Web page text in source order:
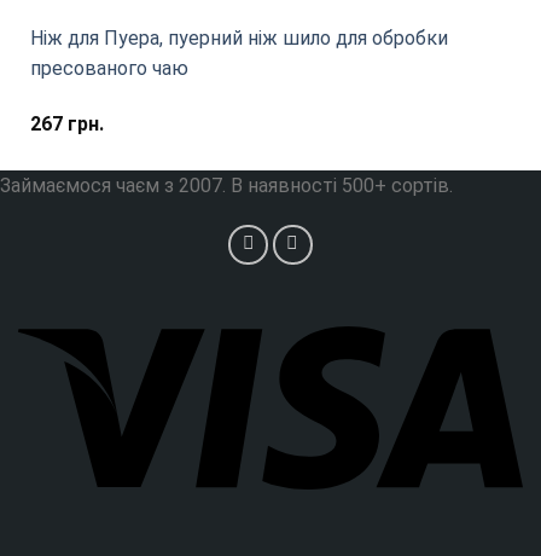
Ніж для Пуера, пуерний ніж шило для обробки
пресованого чаю
267грн.
Займаємося чаєм з 2007. В наявності 500+ сортів.